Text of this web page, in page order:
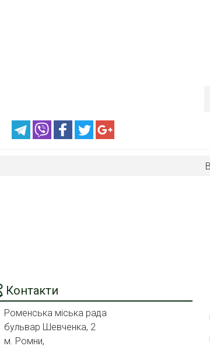
Контакти
Роменська міська рада
бульвар Шевченка, 2
м. Ромни,